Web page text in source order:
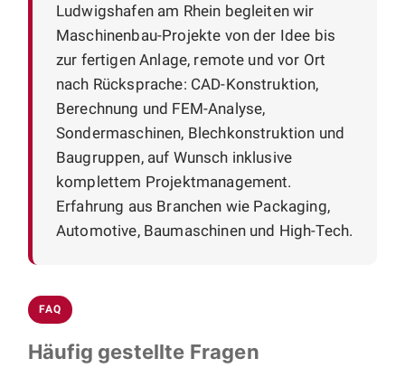
Ludwigshafen am Rhein begleiten wir
Maschinenbau-Projekte von der Idee bis
zur fertigen Anlage, remote und vor Ort
nach Rücksprache: CAD-Konstruktion,
Berechnung und FEM-Analyse,
Sondermaschinen, Blechkonstruktion und
Baugruppen, auf Wunsch inklusive
komplettem Projektmanagement.
Erfahrung aus Branchen wie Packaging,
Automotive, Baumaschinen und High-Tech.
FAQ
Häufig gestellte Fragen